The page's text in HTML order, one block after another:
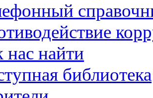
нас найти
библиотека